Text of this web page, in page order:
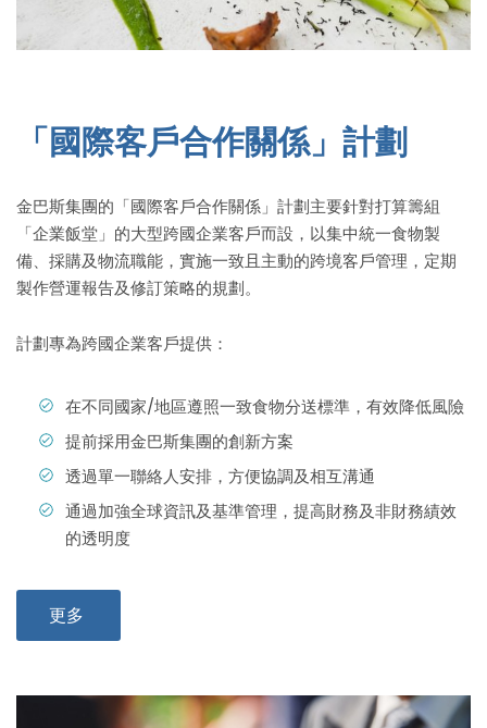
「國際客戶合作關係」計劃
金巴斯集團的「國際客戶合作關係」計劃主要針對打算籌組
「企業飯堂」的大型跨國企業客戶而設，以集中統一食物製
備、採購及物流職能，實施一致且主動的跨境客戶管理，定期
製作營運報告及修訂策略的規劃。
計劃專為跨國企業客戶提供：
在不同國家/地區遵照一致食物分送標準，有效降低風險
提前採用金巴斯集團的創新方案
透過單一聯絡人安排，方便協調及相互溝通
通過加強全球資訊及基準管理，提高財務及非財務績效
的透明度
更多